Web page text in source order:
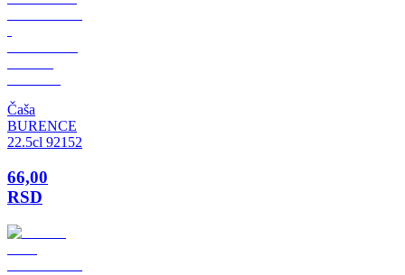
Čaša
BURENCE
22.5cl 92152
66,00
RSD